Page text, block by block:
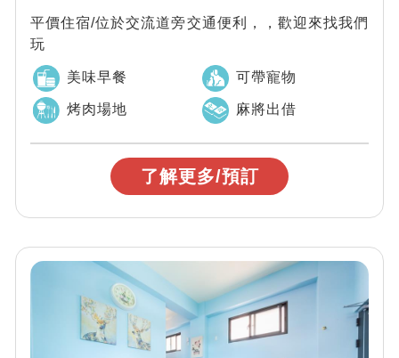
平價住宿/位於交流道旁交通便利，，歡迎來找我們
玩
美味早餐 可帶寵物
烤肉場地 麻將出借
了解更多/預訂